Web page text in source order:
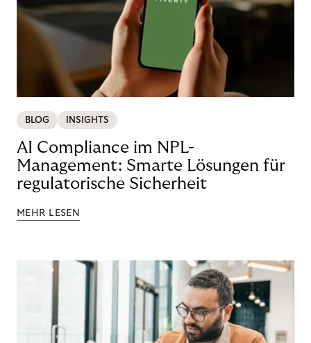
BLOG INSIGHTS
AI Compliance im NPL-
Management: Smarte Lösungen für
regulatorische Sicherheit
MEHR LESEN